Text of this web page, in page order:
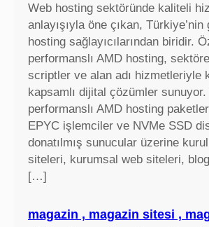
,
e
k
a
n
k
a
r
t
i
Web hosting sektöründe kaliteli
anlayışıyla öne çıkan,
hosting sağlayıcılarından biridir.
performanslı AMD hosting,
scriptler ve alan adı hizmetleriyle
kapsamlı dijital çözümler
performanslı AMD hosting
EPYC işlemciler ve NVMe SSD
donatılmış sunucular üzerine
siteleri, kurumsal web siteleri,
[…]
magazin , magazin sitesi ,